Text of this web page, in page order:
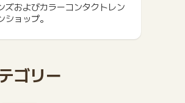
ズおよびカラーコンタクトレン
ョップ。
ゴリー